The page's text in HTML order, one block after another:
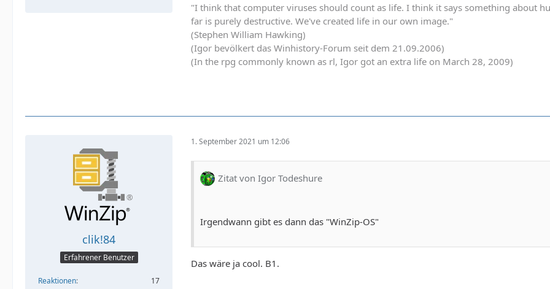
"I think that computer viruses should count as life. I think it says something about
far is purely destructive. We've created life in our own image."
(Stephen William Hawking)
(Igor bevölkert das Winhistory-Forum seit dem 21.09.2006)
(In the rpg commonly known as rl, Igor got an extra life on March 28, 2009)
clik!84
Erfahrener Benutzer
Reaktionen
17
1. September 2021 um 12:06
Zitat von Igor Todeshure
Irgendwann gibt es dann das "WinZip-OS"
Das wäre ja cool. B1.